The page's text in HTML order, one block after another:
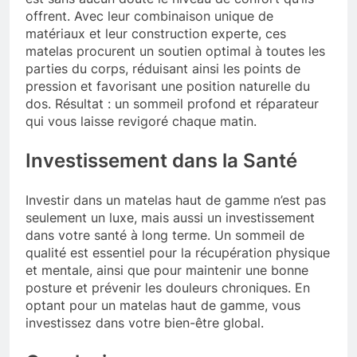
offrent. Avec leur combinaison unique de
matériaux et leur construction experte, ces
matelas procurent un soutien optimal à toutes les
parties du corps, réduisant ainsi les points de
pression et favorisant une position naturelle du
dos. Résultat : un sommeil profond et réparateur
qui vous laisse revigoré chaque matin.
Investissement dans la Santé
Investir dans un matelas haut de gamme n’est pas
seulement un luxe, mais aussi un investissement
dans votre santé à long terme. Un sommeil de
qualité est essentiel pour la récupération physique
et mentale, ainsi que pour maintenir une bonne
posture et prévenir les douleurs chroniques. En
optant pour un matelas haut de gamme, vous
investissez dans votre bien-être global.